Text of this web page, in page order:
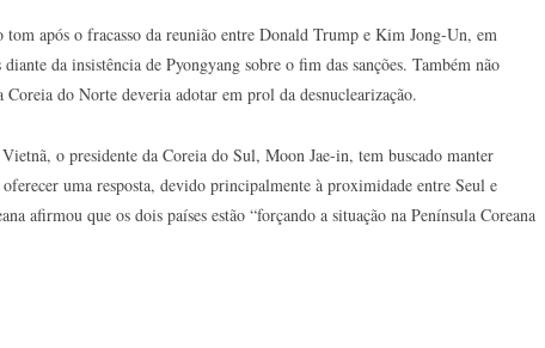
após o fracasso da reunião entre Donald Trump e Kim Jong-Un, em
da insistência de Pyongyang sobre o fim das sanções. Também não
Coreia do Norte deveria adotar em prol da desnuclearização.
o presidente da Coreia do Sul, Moon Jae-in, tem buscado manter
uma resposta, devido principalmente à proximidade entre Seul e
afirmou que os dois países estão “forçando a situação na Península Coreana